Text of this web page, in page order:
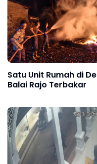
Satu Unit Rumah di
Balai Rajo Terbakar